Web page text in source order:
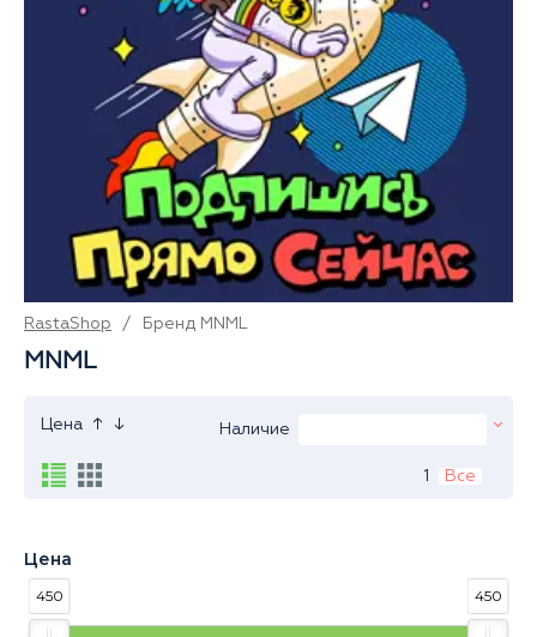
RastaShop / Бренд MNML
MNML
Цена ↑ ↓ Наличие
1 Все
Цена
450 450